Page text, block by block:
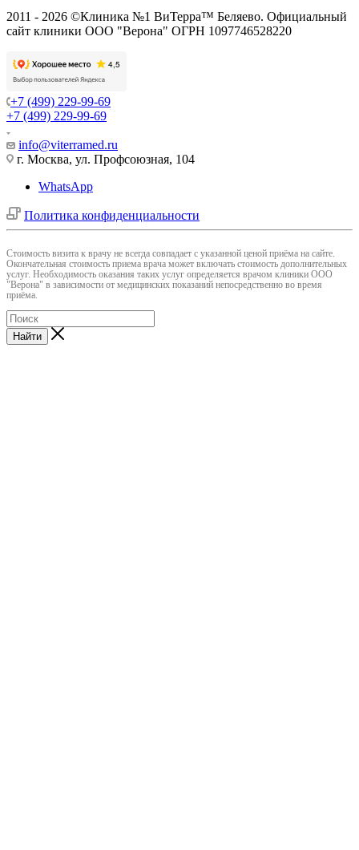
2011 - 2026 ©Клиника №1 ВиТерра™ Беляево. Официальный
сайт клиники ООО "Верона" ОГРН 1097746528220
+7 (499) 229-99-69
+7 (499) 229-99-69
info@viterramed.ru
г. Москва, ул. Профсоюзная, 104
WhatsApp
Политика конфиденциальности
Cтоимость визита к врачу не всегда совпадает с указанной ценой приёма на сайте.
Окончательная стоимость приема врача может включать стоимость дополнительных
услуг. Необходимость оказания таких услуг определяется врачом клиники ООО
"Верона" в зависимости от медицинских показаний непосредственно во время
приёма.
Найти